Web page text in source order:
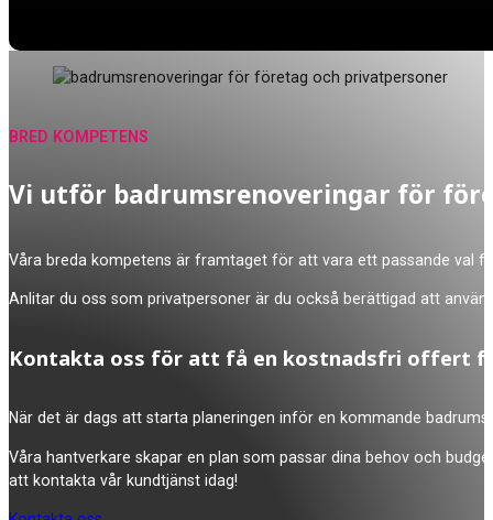
Vi utför badrumsrenoveringar för
Våra breda kompetens är framtaget för att vara ett passande val
Anlitar du oss som privatpersoner är du också berättigad att
Kontakta oss för att få en kostnadsfri offert
När det är dags att starta planeringen inför en kommande
Våra hantverkare skapar en plan som passar dina behov och
att kontakta vår kundtjänst idag!
BRED KOMPETENS